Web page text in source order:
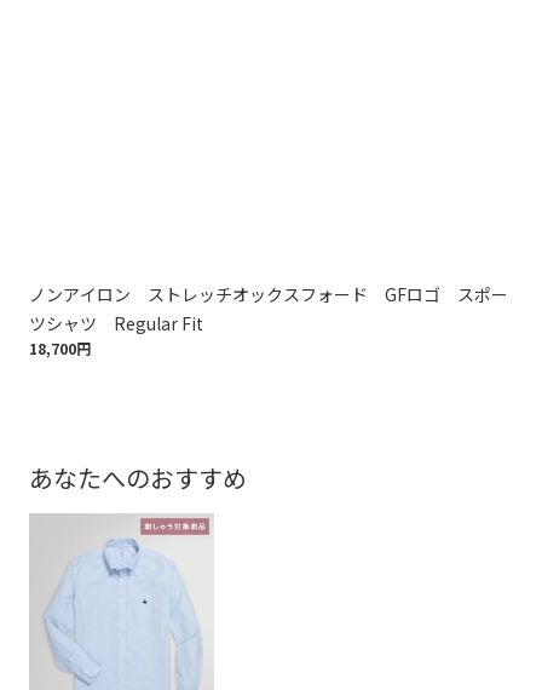
ノンアイロン ストレッチオックスフォード GFロゴ スポー
ツシャツ Regular Fit
18,700円
あなたへのおすすめ